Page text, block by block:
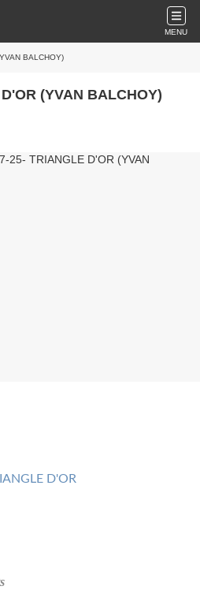
MENU
BALCHOY)
(YVAN BALCHOY)